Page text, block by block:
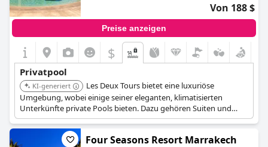
die privaten Pools im Tigmiza werden Sie sicher beeindrucken.
Von 188 $
Preise anzeigen
$
Privatpool
KI-generiert
Les Deux Tours bietet eine luxuriöse
Umgebung, wobei einige seiner eleganten, klimatisierten
Unterkünfte private Pools bieten. Dazu gehören Suiten und
Familienzimmer mit privaten Pools, die über den gesamten
Landschaftspark des Hotels verteilt sind.
Four Seasons Resort Marrakech